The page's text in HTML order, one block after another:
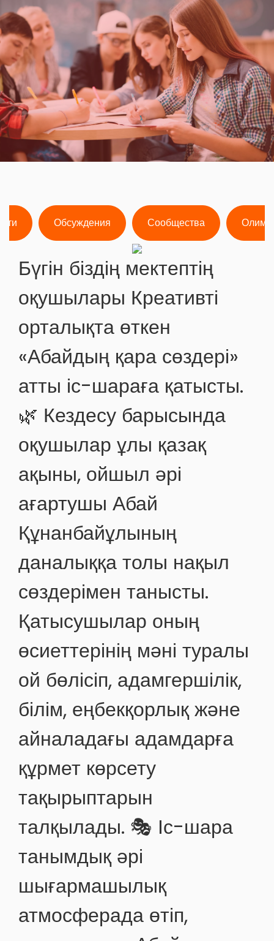
Обсуждения Сообщества
Бүгін біздің мектептің
оқушылары Креативті
орталықта өткен
«Абайдың қара сөздері»
атты іс-шараға қатысты.
🌿 Кездесу барысында
оқушылар ұлы қазақ
ақыны, ойшыл әрі
ағартушы Абай
Құнанбайұлының
даналыққа толы нақыл
сөздерімен танысты.
Қатысушылар оның
өсиеттерінің мәні туралы
ой бөлісіп, адамгершілік,
білім, еңбекқорлық және
айналадағы адамдарға
құрмет көрсету
тақырыптарын
талқылады. 🎭 Іс-шара
танымдық әрі
шығармашылық
атмосферада өтіп,